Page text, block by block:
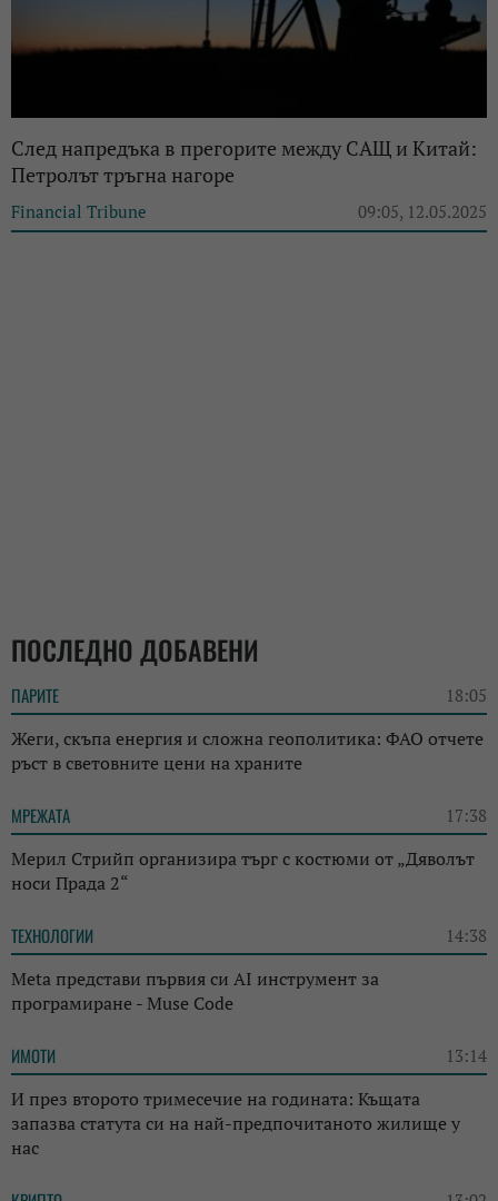
След напредъка в прегорите между САЩ и Китай:
Петролът тръгна нагоре
Financial Tribune 09:05, 12.05.2025
ПОСЛЕДНО ДОБАВЕНИ
ПАРИТЕ 18:05
Жеги, скъпа енергия и сложна геополитика: ФАО отчете
ръст в световните цени на храните
МРЕЖАТА 17:38
Мерил Стрийп организира търг с костюми от „Дяволът
носи Прада 2“
ТЕХНОЛОГИИ 14:38
Meta представи първия си AI инструмент за
програмиране - Muse Code
ИМОТИ 13:14
И през второто тримесечие на годината: Къщата
запазва статута си на най-предпочитаното жилище у
нас